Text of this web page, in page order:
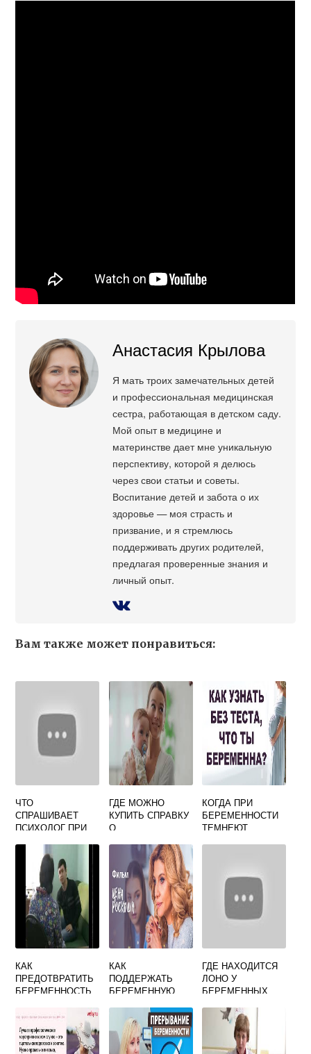
Анастасия Крылова
Я мать троих замечательных детей
и профессиональная медицинская
сестра, работающая в детском саду.
Мой опыт в медицине и
материнстве дает мне уникальную
перспективу, которой я делюсь
через свои статьи и советы.
Воспитание детей и забота о их
здоровье — моя страсть и
призвание, и я стремлюсь
поддерживать других родителей,
предлагая проверенные знания и
личный опыт.
Вам также может понравиться:
ЧТО
СПРАШИВАЕТ
ПСИХОЛОГ ПРИ
ГДЕ МОЖНО
КУПИТЬ СПРАВКУ
О
КОГДА ПРИ
БЕРЕМЕННОСТИ
ТЕМНЕЮТ
КАК
ПРЕДОТВРАТИТЬ
БЕРЕМЕННОСТЬ
УСЛОВИЯХ
КАК
ПОДДЕРЖАТЬ
БЕРЕМЕННУЮ
СЛОВАМИ
ГДЕ НАХОДИТСЯ
ЛОНО У
БЕРЕМЕННЫХ